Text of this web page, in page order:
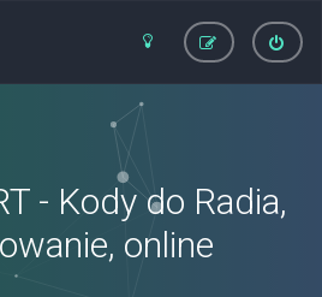
- Kody do Radia,
online